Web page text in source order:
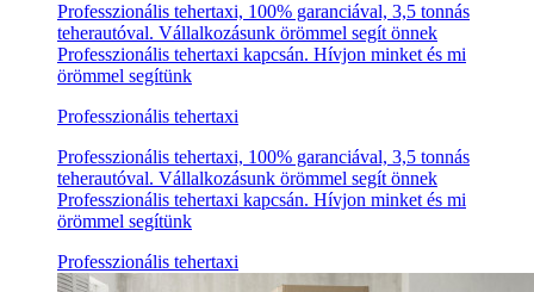
Professzionális tehertaxi, 100% garanciával, 3,5 tonnás
teherautóval. Vállalkozásunk örömmel segít önnek
Professzionális tehertaxi kapcsán. Hívjon minket és mi
örömmel segítünk
Professzionális tehertaxi
Professzionális tehertaxi, 100% garanciával, 3,5 tonnás
teherautóval. Vállalkozásunk örömmel segít önnek
Professzionális tehertaxi kapcsán. Hívjon minket és mi
örömmel segítünk
Professzionális tehertaxi